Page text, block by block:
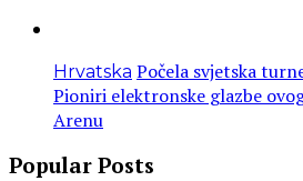
Hrvatska Počela svjetska
Pioniri elektronske glazbe
Arenu
Popular Posts